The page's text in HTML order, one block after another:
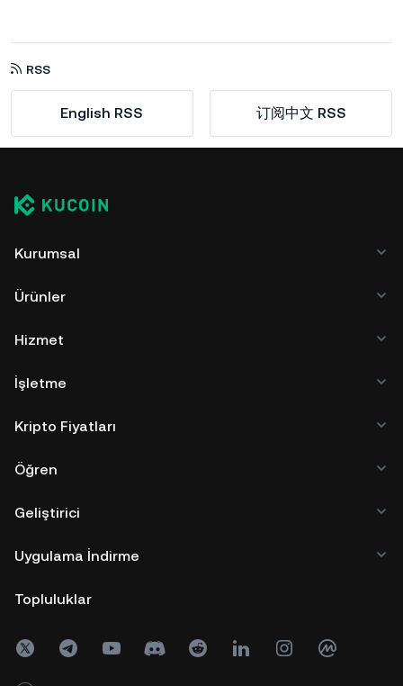
RSS
English RSS 订阅中文 RSS
Kurumsal
Ürünler
Hizmet
İşletme
Kripto Fiyatları
Öğren
Geliştirici
Uygulama İndirme
Topluluklar